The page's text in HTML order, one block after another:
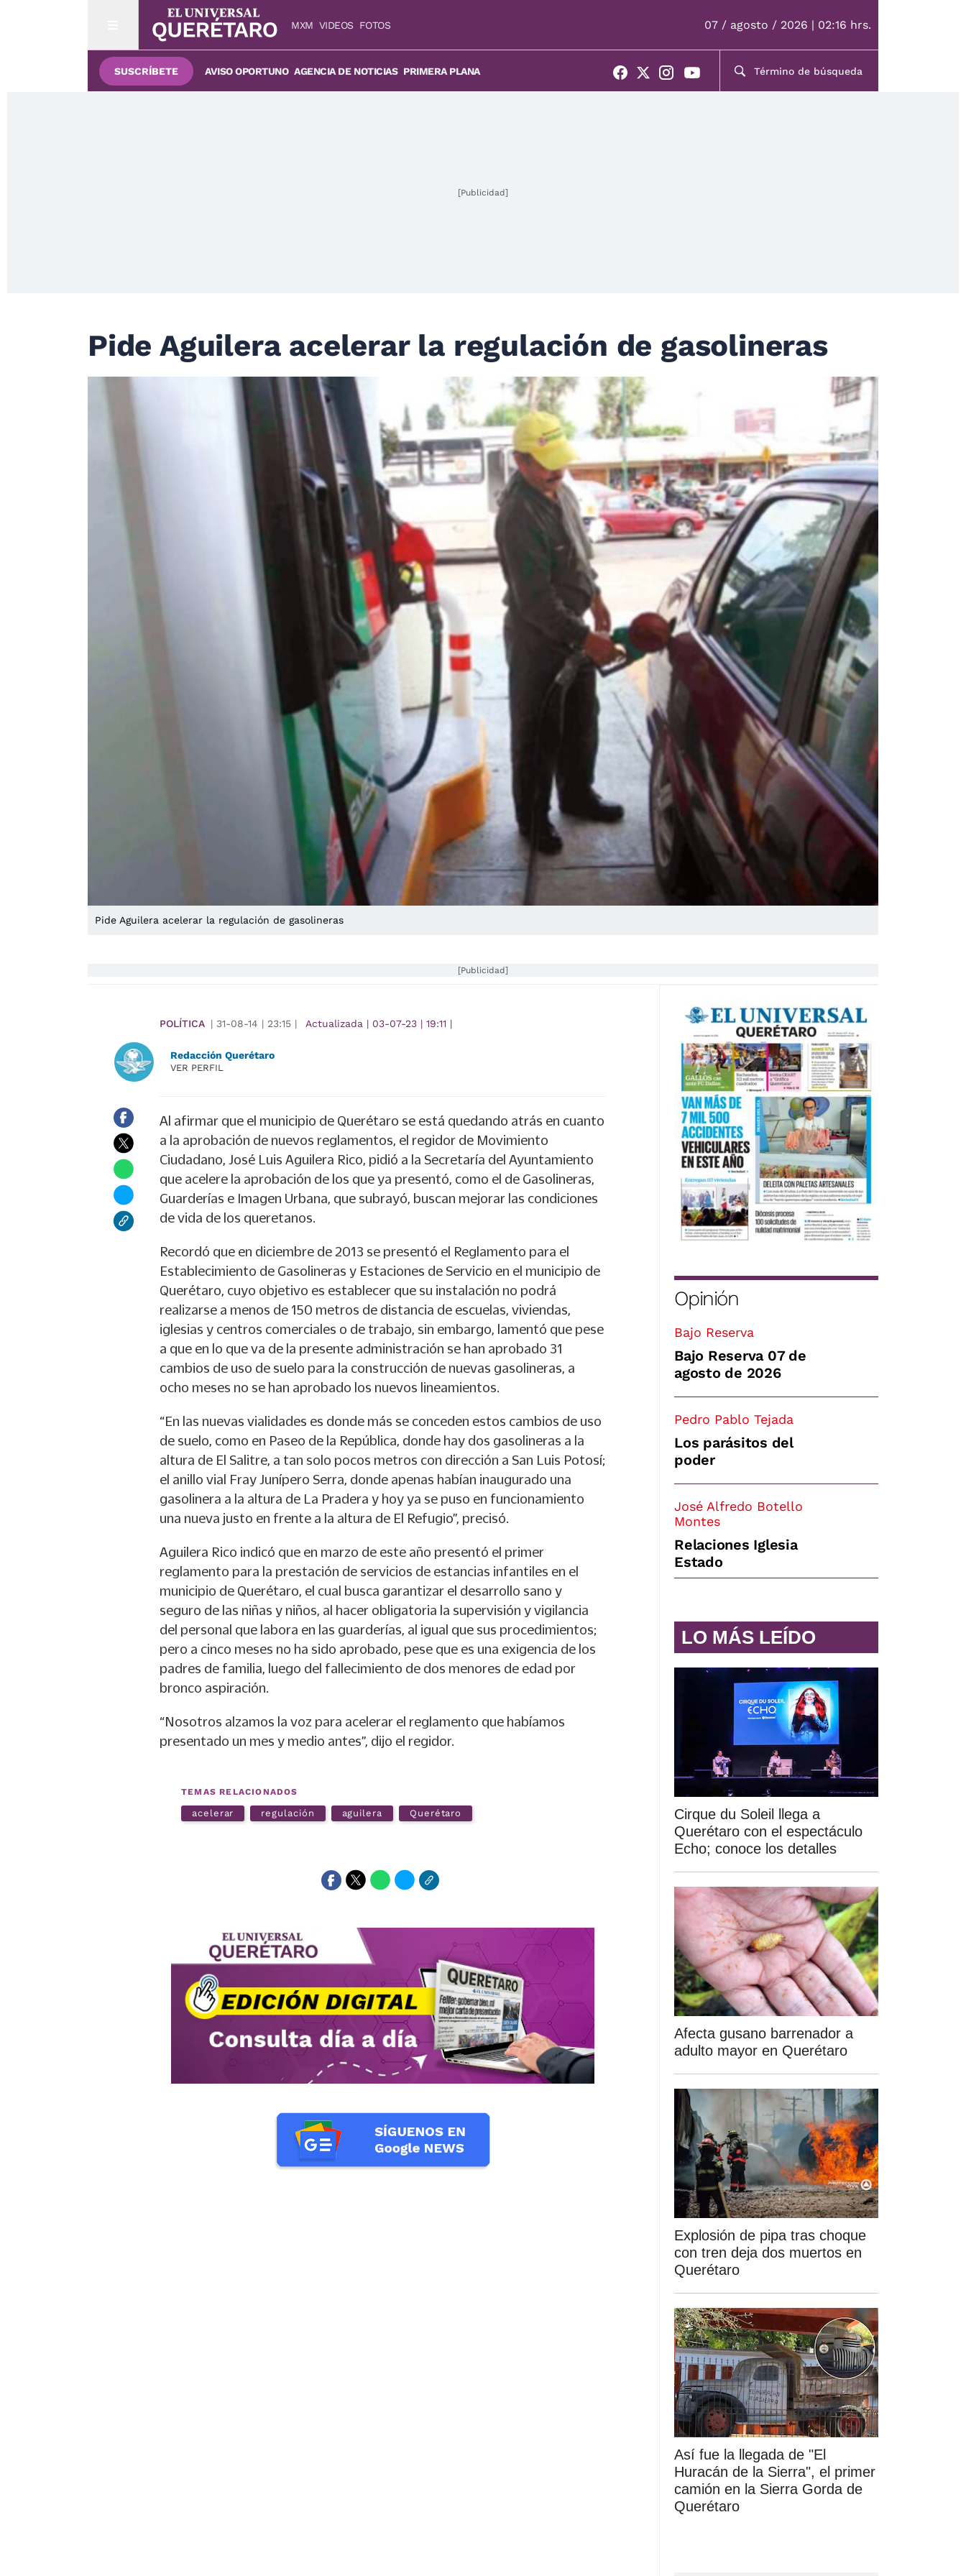
MXM VIDEOS FOTOS 07 / agosto / 2026 | 02:16 hrs.
SUSCRÍBETE AVISO OPORTUNO AGENCIA DE NOTICIAS PRIMERA PLANA
[Publicidad]
Pide Aguilera acelerar la regulación de gasolineras
Pide Aguilera acelerar la regulación de gasolineras
[Publicidad]
POLÍTICA | 31-08-14 | 23:15 | Actualizada | 03-07-23 | 19:11 |
Redacción Querétaro
VER PERFIL
Al afirmar que el municipio de Querétaro se está quedando atrás en cuanto
a la aprobación de nuevos reglamentos, el regidor de Movimiento
Ciudadano, José Luis Aguilera Rico, pidió a la Secretaría del Ayuntamiento
que acelere la aprobación de los que ya presentó, como el de Gasolineras,
Guarderías e Imagen Urbana, que subrayó, buscan mejorar las condiciones
de vida de los queretanos.
Recordó que en diciembre de 2013 se presentó el Reglamento para el
Establecimiento de Gasolineras y Estaciones de Servicio en el municipio de
Querétaro, cuyo objetivo es establecer que su instalación no podrá
realizarse a menos de 150 metros de distancia de escuelas, viviendas,
iglesias y centros comerciales o de trabajo, sin embargo, lamentó que pese
a que en lo que va de la presente administración se han aprobado 31
cambios de uso de suelo para la construcción de nuevas gasolineras, a
ocho meses no se han aprobado los nuevos lineamientos.
“En las nuevas vialidades es donde más se conceden estos cambios de uso
de suelo, como en Paseo de la República, donde hay dos gasolineras a la
altura de El Salitre, a tan solo pocos metros con dirección a San Luis Potosí;
el anillo vial Fray Junípero Serra, donde apenas habían inaugurado una
gasolinera a la altura de La Pradera y hoy ya se puso en funcionamiento
una nueva justo en frente a la altura de El Refugio”, precisó.
Aguilera Rico indicó que en marzo de este año presentó el primer
reglamento para la prestación de servicios de estancias infantiles en el
municipio de Querétaro, el cual busca garantizar el desarrollo sano y
seguro de las niñas y niños, al hacer obligatoria la supervisión y vigilancia
del personal que labora en las guarderías, al igual que sus procedimientos;
pero a cinco meses no ha sido aprobado, pese que es una exigencia de los
padres de familia, luego del fallecimiento de dos menores de edad por
bronco aspiración.
“Nosotros alzamos la voz para acelerar el reglamento que habíamos
presentado un mes y medio antes”, dijo el regidor.
TEMAS RELACIONADOS
acelerar regulación aguilera Querétaro
Opinión
Bajo Reserva
Bajo Reserva 07 de
agosto de 2026
Pedro Pablo Tejada
Los parásitos del
poder
José Alfredo Botello
Montes
Relaciones Iglesia
Estado
LO MÁS LEÍDO
Cirque du Soleil llega a
Querétaro con el espectáculo
Echo; conoce los detalles
Afecta gusano barrenador a
adulto mayor en Querétaro
Explosión de pipa tras choque
con tren deja dos muertos en
Querétaro
Así fue la llegada de "El
Huracán de la Sierra", el primer
camión en la Sierra Gorda de
Querétaro